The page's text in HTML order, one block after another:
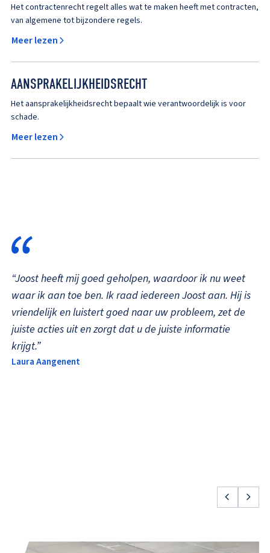
Het contractenrecht regelt alles wat te maken heeft met contracten,
van algemene tot bijzondere regels.
Meer lezen
AANSPRAKELIJKHEIDSRECHT
Het aansprakelijkheidsrecht bepaalt wie verantwoordelijk is voor
schade.
Meer lezen
“Joost heeft mij goed geholpen, waardoor ik nu weet
waar ik aan toe ben. Ik raad iedereen Joost aan. Hij is
vriendelijk en luistert goed naar uw probleem, zet de
juiste acties uit en zorgt dat u de juiste informatie
krijgt.”
Laura Aangenent